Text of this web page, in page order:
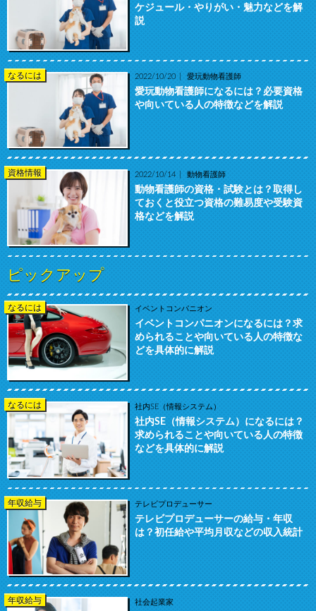
ケジュール・やりがい・魅力などを解
説
なるには 2022/10/20 愛玩動物看護師
愛玩動物看護師になるには？必要資格
や向いている人の特徴などを解説
資格情報 2022/10/14 動物看護師
動物看護師の資格・試験とは？取得し
ておくと役立つ資格の難易度や受験資
格などを解説
ピックアップ
なるには イベントコンパニオン
イベントコンパニオンになるには？求
められることや向いている人の特徴な
どを具体的に解説
なるには 社内SE（情報システム）
社内SE（情報システム）になるには？
求められることや向いている人の特徴
などを具体的に解説
年収給与 テレビプロデューサー
テレビプロデューサーの給与・年収
は？初任給や平均月収などの収入統計
年収給与 社会起業家